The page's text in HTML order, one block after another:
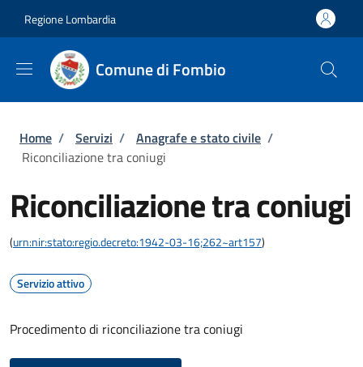
Regione Lombardia
Comune di Fombio
Briciole di pane
Home / Servizi / Anagrafe e stato civile /
Riconciliazione tra coniugi
Riconciliazione tra coniugi
(urn:nir:stato:regio.decreto:1942-03-16;262~art157)
Servizio attivo
Procedimento di riconciliazione tra coniugi